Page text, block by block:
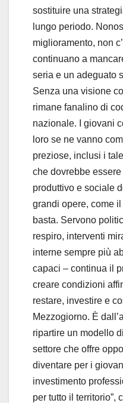
sostituire una
lungo periodo.
miglioramento, non
continuano a
seria e un adeguato
Senza una visione
rimane fanalino di
nazionale. I giovani
loro se ne vanno
preziose, inclusi i
che dovrebbe
produttivo e sociale
grandi opere, come
basta. Servono
respiro, interventi
interne sempre più
capaci – continua il
creare condizioni
restare, investire e
Mezzogiorno. È
ripartire un modello
settore che offre
diventare per i
investimento
per tutto il territorio”,